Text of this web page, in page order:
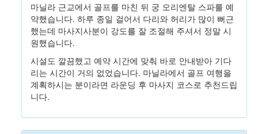
마닐라 근교에서 골프를 마친 뒤 궁 오리엔탈 스파를 예
약했습니다. 하루 종일 걸어서 다리와 허리가 많이 뻐근
했는데 마사지사분이 강도를 잘 조절해 주셔서 정말 시
원했습니다.
시설도 깔끔했고 예약 시간에 맞춰 바로 안내받아 기다
리는 시간이 거의 없었습니다. 마닐라에서 골프 여행을
계획하시는 분이라면 라운딩 후 마사지 코스로 추천드립
니다.